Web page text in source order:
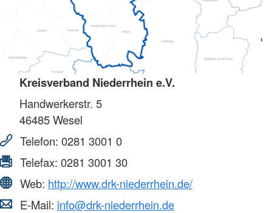
Kreisverband Niederrhein e.V.
Handwerkerstr. 5
46485Wesel
Telefon: 0281 3001 0
Telefax: 0281 3001 30
Web: http://www.drk-niederrhein.de/
E-Mail: info@drk-niederrhein.de